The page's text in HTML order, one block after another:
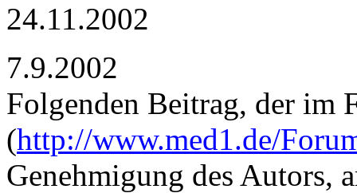
24.11.2002
7.9.2002
Folgenden Beitrag, der im
(http://www.med1.de/
Genehmigung des Autors,